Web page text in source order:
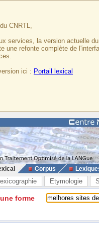
CNRTL,
services, la version actuelle
une refonte complète de
ici : Portail lexical
Corpus
Etymologie
forme